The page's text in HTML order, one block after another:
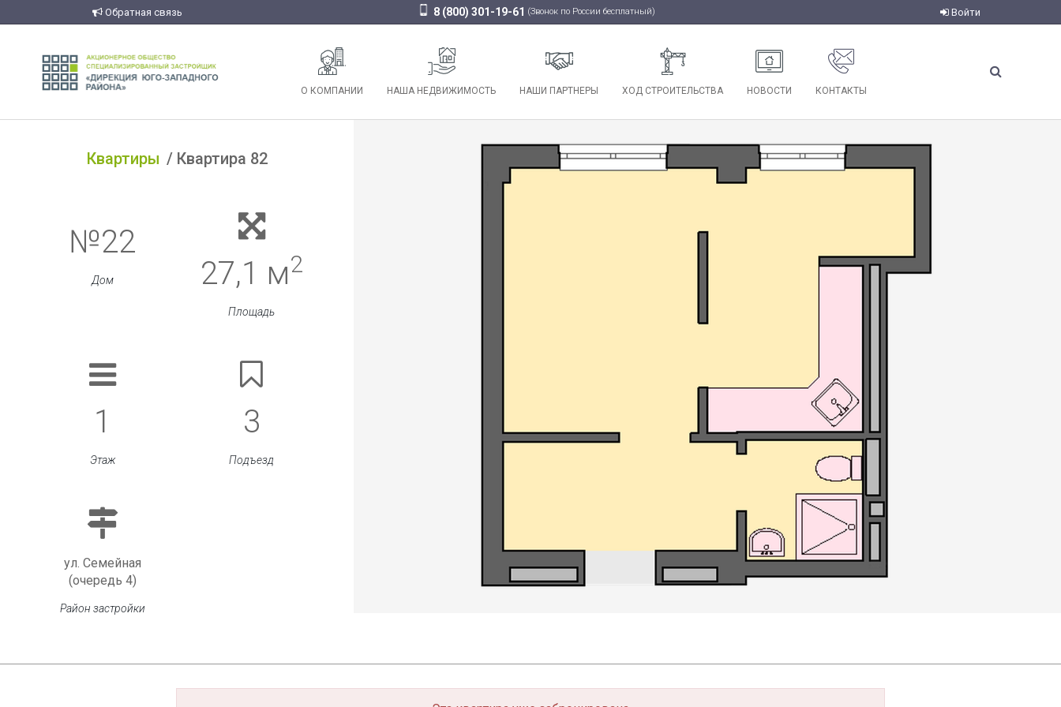
Обратная связь 8 (800) 301-19-61 (Звонок по России бесплатный) Войти
О КОМПАНИИ НАША НЕДВИЖИМОСТЬ НАШИ ПАРТНЕРЫ ХОД СТРОИТЕЛЬСТВА НОВОСТИ КОНТАКТЫ
Квартиры Квартира 82
№22
Дом 27,1 м2
Площадь
1
Этаж
3
Подъезд
ул. Семейная
(очередь 4)
Район застройки